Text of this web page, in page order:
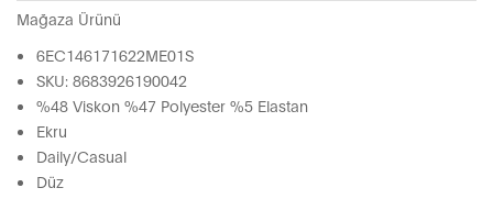
Mağaza Ürünü
6EC146171622ME01S
SKU: 8683926190042
%48 Viskon %47 Polyester %5 Elastan
Ekru
Daily/Casual
Düz